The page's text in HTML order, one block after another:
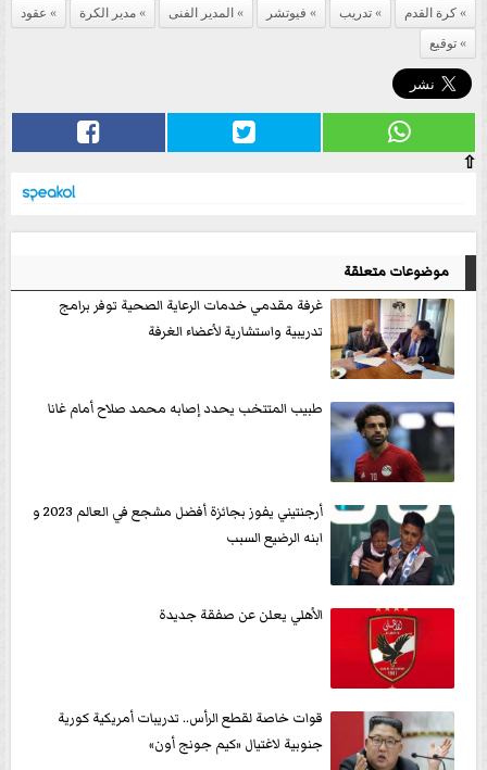
كرة القدم
تدريب فيوتشر المدير الفنى مدير الكرة
عقود
توقيع
⇧
موضوعات متعلقة
غرفة مقدمي خدمات الرعاية الصحية توفر برامج
تدريبية واستشارية لأعضاء الغرفة
طبيب المتتخب يحدد إصابه محمد صلاح أمام غانا
أرجنتيني يفوز بجائزة أفضل مشجع في العالم 2023 و
ابنه الرضيع السبب
الأهلي يعلن عن صفقة جديدة
قوات خاصة لقطع الرأس.. تدريبات أمريكية كورية
جنوبية لاغتيال «كيم جونج أون»